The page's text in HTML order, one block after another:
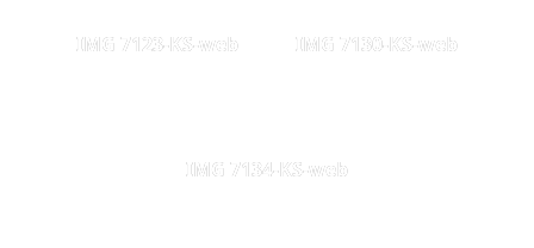
IMG 7123-KS-web IMG 7130-KS-web
IMG 7134-KS-web